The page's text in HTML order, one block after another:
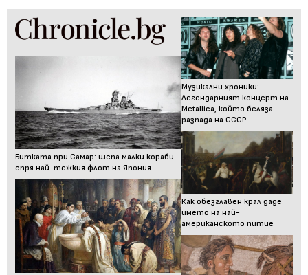
Битката при Самар: шепа малки кораби
спря най-тежкия флот на Япония
Музикални хроники:
Легендарният концерт на
Metallica, който беляза
разпада на СССР
Как обезглавен крал даде
името на най-
американското питие